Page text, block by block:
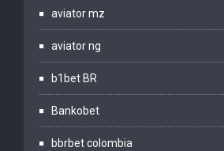
aviator mz
aviator ng
b1bet BR
Bankobet
bbrbet colombia